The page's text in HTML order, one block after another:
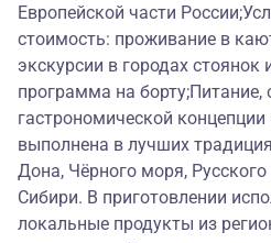
Европейской части
стоимость: проживание в
экскурсии в городах стоянок
программа на борту;Питание,
гастрономической концепции
выполнена в лучших
Дона, Чёрного моря,
Сибири. В приготовлении
локальные продукты из